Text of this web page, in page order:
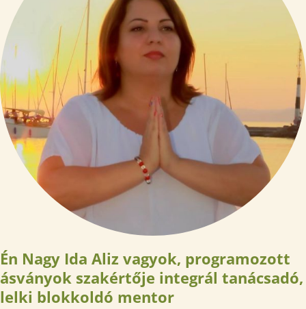
Én Nagy Ida Aliz vagyok, programozott
ásványok szakértője integrál tanácsadó,
lelki blokkoldó mentor